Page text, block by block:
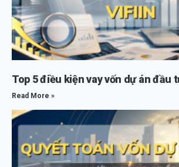
Top 5 điều kiện vay vốn dự án đầu
Read More »